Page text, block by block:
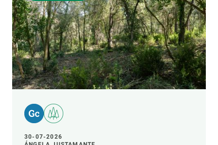
30-07-2026